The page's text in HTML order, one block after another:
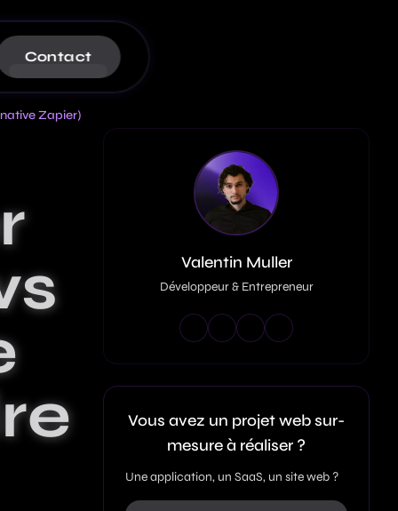
Guide complet pour maîtriser la
et les enjeux stratégiques en
web : 8 cas concrets et
Contact
Zapier)
Valentin Muller
Développeur & Entrepreneur
Vous avez un projet web sur-
mesure à réaliser ?
Une application, un SaaS, un site web ?